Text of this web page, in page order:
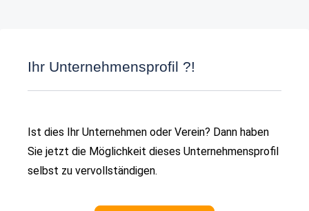
Ihr Unternehmensprofil ?!
Ist dies Ihr Unternehmen oder Verein? Dann haben
Sie jetzt die Möglichkeit dieses Unternehmensprofil
selbst zu vervollständigen.